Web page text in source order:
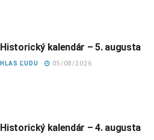
Historický kalendár – 5. augusta
HLAS ĽUDU 05/08/2026
Historický kalendár – 4. augusta